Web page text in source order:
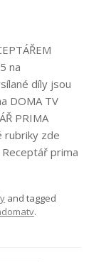
na
díly jsou
DOMA TV
PRIMA
rubriky zde
prima
and tagged
.